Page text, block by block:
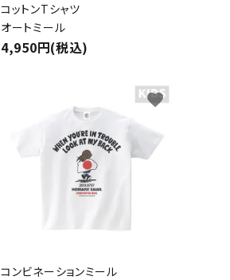
コットンTシャツ
オートミール
4,950円(税込)
コンビネーションミール
favorite